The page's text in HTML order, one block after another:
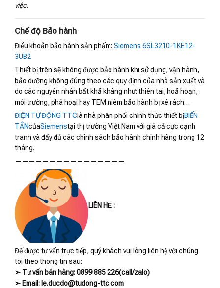
việc.
Chế độ Bảo hành
Điều khoản bảo hành sản phẩm: Siemens 6SL3210-1KE12-
3UB2
Thiết bị trên sẽ không được bảo hành khi sử dụng, vận hành,
bảo dưỡng không đúng theo các quy định của nhà sản xuất và
do các nguyên nhân bất khả kháng như: thiên tai, hoả hoạn,
môi trường, phá hoại hay TEM niêm bảo hành bị xé rách…
ĐIỆN TỰ ĐỘNG TTC là nhà phân phối chính thức thiết bịBIẾN
TẦNcủaSiemenstại thị trường Việt Nam với giá cả cực cạnh
tranh và đầy đủ các chính sách bảo hành chính hãng trong 12
tháng.
————————————————
LIÊN HỆ :
Để được tư vấn trực tiếp, quý khách vui lòng liên hệ với chúng
tôi theo thông tin sau:
➢ Tư vấn bán hàng: 0899 885 226(call/zalo)
➢ Email: le.ducdo@tudong-ttc.com